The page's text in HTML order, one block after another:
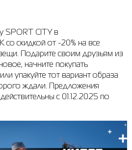
SPORT CITY в
скидкой от -20% на все
Подарите своим друзьям из
начните покупать
упакуйте тот вариант образа
ждали. Предложения
с 01.12.2025 по